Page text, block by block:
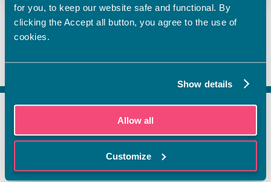
for you, to keep our website safe and functional. By
clicking the Accept all button, you agree to the use of
cookies.
Show details
Allow all
Customize
FI
SV
EN
YHTEYSTIEDOT